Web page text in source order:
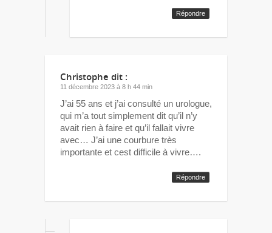
Répondre
Christophe dit :
11 décembre 2023 à 8 h 44 min
J’ai 55 ans et j’ai consulté un urologue,
qui m’a tout simplement dit qu’il n’y
avait rien à faire et qu’il fallait vivre
avec… J’ai une courbure très
importante et cest difficile à vivre….
Répondre